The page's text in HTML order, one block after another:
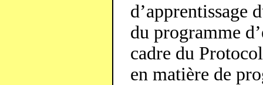
d’apprentissage
du programme
cadre du
en matière de